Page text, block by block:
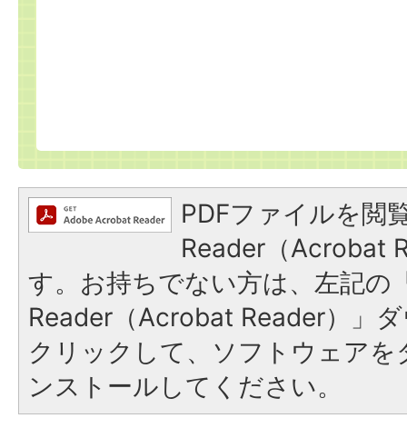
PDFファイルを閲
Reader（Acrobat
す。お持ちでない方は、左記の
Reader（Acrobat Reader）」
クリックして、ソフトウェア
ンストールしてください。